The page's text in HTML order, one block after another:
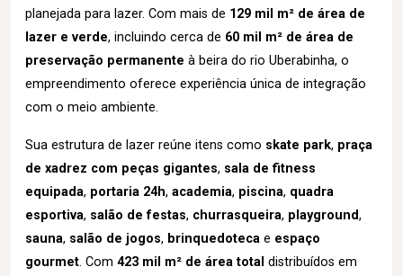
planejada para lazer. Com mais de 129 mil m² de área de
lazer e verde, incluindo cerca de 60 mil m² de área de
preservação permanente à beira do rio Uberabinha, o
empreendimento oferece experiência única de integração
com o meio ambiente.
Sua estrutura de lazer reúne itens como skate park, praça
de xadrez com peças gigantes, sala de fitness
equipada, portaria 24h, academia, piscina, quadra
esportiva, salão de festas, churrasqueira, playground,
sauna, salão de jogos, brinquedoteca e espaço
gourmet. Com 423 mil m² de área total distribuídos em